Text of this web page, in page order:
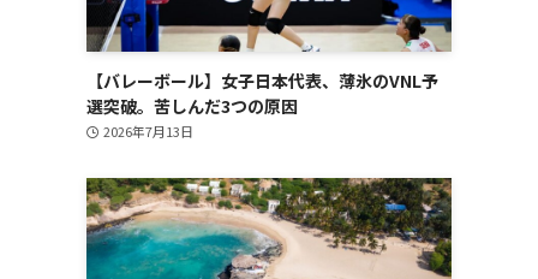
【バレーボール】女子日本代表、薄氷のVNL予
選突破。苦しんだ3つの原因
2026年7月13日